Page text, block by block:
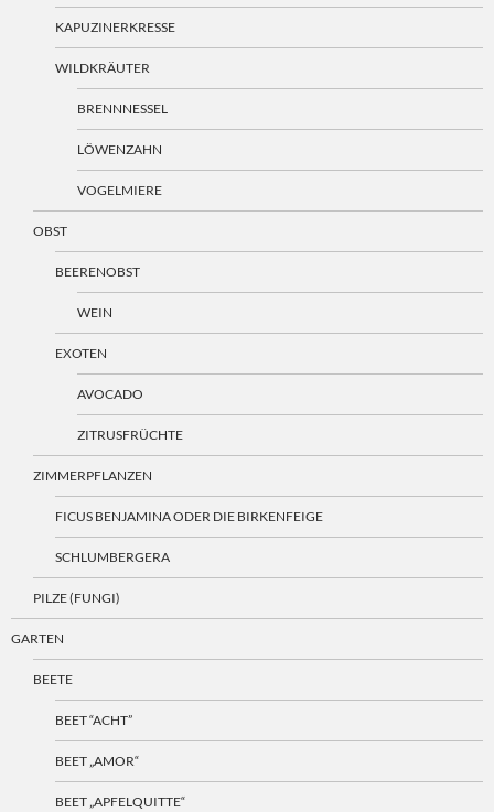
KAPUZINERKRESSE
WILDKRÄUTER
BRENNNESSEL
LÖWENZAHN
VOGELMIERE
OBST
BEERENOBST
WEIN
EXOTEN
AVOCADO
ZITRUSFRÜCHTE
ZIMMERPFLANZEN
FICUS BENJAMINA ODER DIE BIRKENFEIGE
SCHLUMBERGERA
PILZE (FUNGI)
GARTEN
BEETE
BEET “ACHT”
BEET „AMOR“
BEET „APFELQUITTE“